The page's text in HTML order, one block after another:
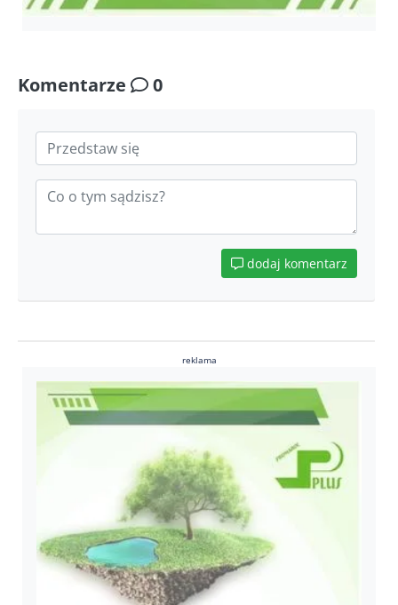
Komentarze 0
dodaj komentarz
reklama